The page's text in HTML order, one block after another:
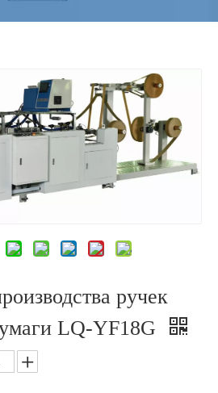
ручек
LQ-YF18G